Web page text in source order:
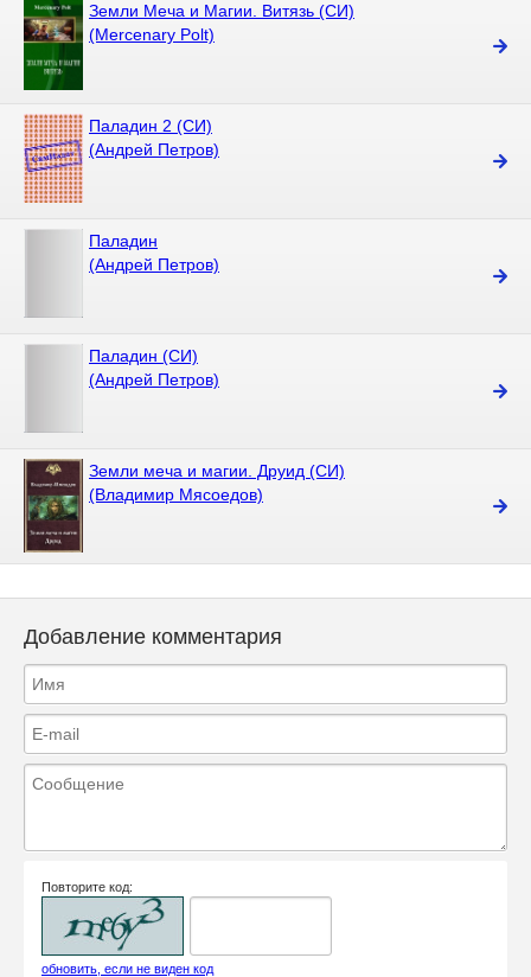
Земли Меча и Магии. Витязь (СИ)
(Mercenary Polt)
Паладин 2 (СИ)
(Андрей Петров)
Паладин
(Андрей Петров)
Паладин (СИ)
(Андрей Петров)
Земли меча и магии. Друид (СИ)
(Владимир Мясоедов)
Добавление комментария
Повторите код:
обновить, если не виден код